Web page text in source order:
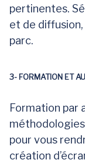
pertinentes.
et de
parc.
3- FORMATION ET
Formation par
pour vous
création